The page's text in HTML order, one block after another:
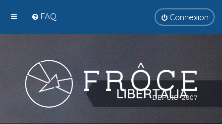
FAQ Connexion